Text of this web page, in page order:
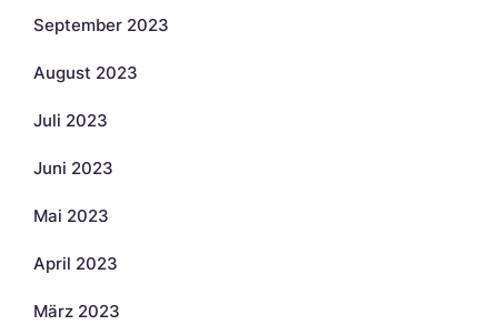
September 2023
August 2023
Juli 2023
Juni 2023
Mai 2023
April 2023
März 2023